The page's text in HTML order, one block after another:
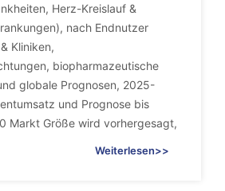
Herz-Kreislauf &
nach Endnutzer
Kliniken,
biopharmazeutische
globale Prognosen, 2025-
und Prognose bis
Markt Größe wird vorhergesagt,
Weiterlesen>>